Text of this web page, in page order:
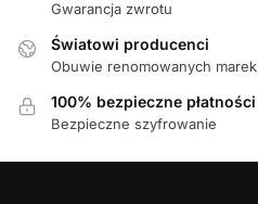
Gwarancja zwrotu
Światowi producenci
Obuwie renomowanych marek
100% bezpieczne płatności
Bezpieczne szyfrowanie